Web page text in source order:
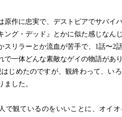
原作に忠実で、デストピアでサバイ
ング・デッド』とかに似た感じなん
リラーとか流血が苦手で、1話〜2
で一体どんな素敵なゲイの物語があ
はじめたのですが、観終わって、い
ました。
で観ているのをいいことに、オイ